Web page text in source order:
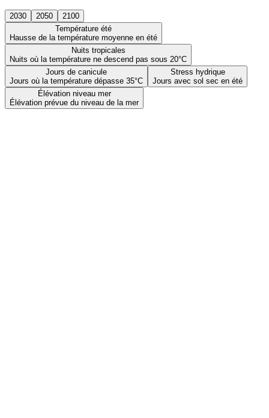
2030 2050
2100
Température été
Hausse de la température moyenne en été
Nuits tropicales
Nuits où la température ne descend pas sous 20°C
Jours de canicule
Jours où la température dépasse 35°C
Stress hydrique
Jours avec sol sec en été
Élévation niveau mer
Élévation prévue du niveau de la mer